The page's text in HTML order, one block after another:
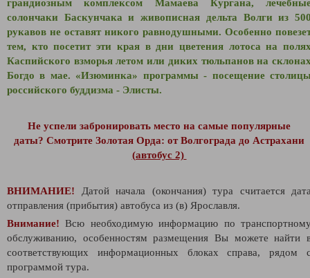
грандиозным комплексом Мамаева Кургана,
солончаки Баскунчака и живописная дельта Волги из
рукавов не оставят никого равнодушными. Особенно
тем, кто посетит эти края в дни цветения лотоса на
Каспийского взморья летом или диких тюльпанов на
Богдо в мае. «Изюминка» программы - посещение
российского буддизма - Элисты.
Не успели забронировать место на самые популярные
даты? Смотрите Золотая Орда: от Волгограда до Астрахани
(автобус 2)
ВНИМАНИЕ! Датой начала (окончания) тура считается
отправления (прибытия) автобуса из (в) Ярославля.
Внимание! Всю необходимую информацию по
обслуживанию, особенностям размещения Вы можете найти
соответствующих информационных блоках справа, рядом
программой тура.